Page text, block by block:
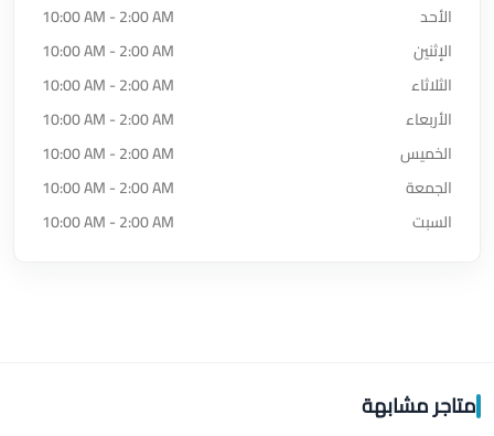
الأحد
10:00 AM - 2:00 AM
الإثنين
10:00 AM - 2:00 AM
الثلاثاء
10:00 AM - 2:00 AM
الأربعاء
10:00 AM - 2:00 AM
الخميس
10:00 AM - 2:00 AM
الجمعة
10:00 AM - 2:00 AM
السبت
10:00 AM - 2:00 AM
متاجر مشابهة